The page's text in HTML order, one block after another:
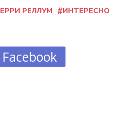
ЕРРИ РЕЛЛУМ
ИНТЕРЕСНО
Facebook